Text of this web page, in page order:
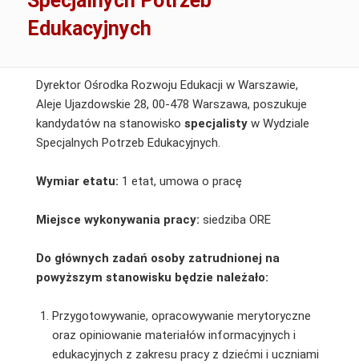
Edukacyjnych
Dyrektor Ośrodka Rozwoju Edukacji w Warszawie,
Aleje Ujazdowskie 28, 00-478 Warszawa, poszukuje
kandydatów na stanowisko specjalisty w Wydziale
Specjalnych Potrzeb Edukacyjnych.
Wymiar etatu: 1 etat, umowa o pracę
Miejsce wykonywania pracy: siedziba ORE
Do głównych zadań osoby zatrudnionej na
powyższym stanowisku będzie należało:
Przygotowywanie, opracowywanie merytoryczne
oraz opiniowanie materiałów informacyjnych i
edukacyjnych z zakresu pracy z dziećmi i uczniami